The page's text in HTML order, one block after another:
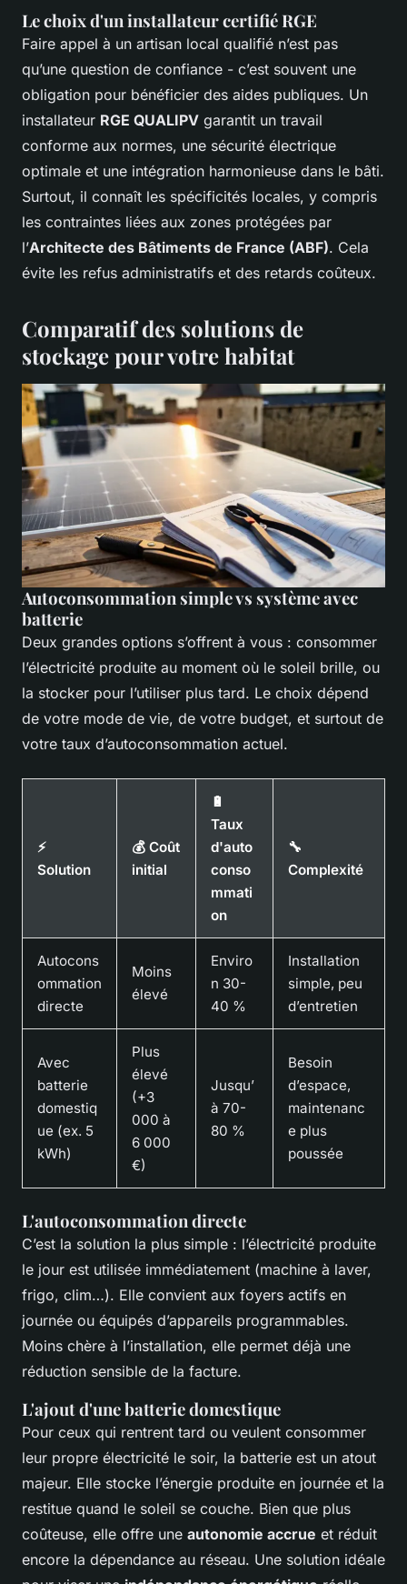
Le choix d'un installateur certifié RGE
Faire appel à un artisan local qualifié n’est pas
qu’une question de confiance - c’est souvent une
obligation pour bénéficier des aides publiques. Un
installateur RGE QUALIPV garantit un travail
conforme aux normes, une sécurité électrique
optimale et une intégration harmonieuse dans le bâti.
Surtout, il connaît les spécificités locales, y compris
les contraintes liées aux zones protégées par
l’Architecte des Bâtiments de France (ABF). Cela
évite les refus administratifs et des retards coûteux.
Comparatif des solutions de
stockage pour votre habitat
Autoconsommation simple vs système avec
batterie
Deux grandes options s’offrent à vous : consommer
l’électricité produite au moment où le soleil brille, ou
la stocker pour l’utiliser plus tard. Le choix dépend
de votre mode de vie, de votre budget, et surtout de
votre taux d’autoconsommation actuel.
⚡
Solution
💰 Coût
initial
🔋
Taux
d'auto
conso
mmati
on
🔧
Complexité
Autocons
ommation
directe
Moins
élevé
Enviro
n 30-
40 %
Installation
simple, peu
d’entretien
Avec
batterie
domestiq
ue (ex. 5
kWh)
Plus
élevé
(+3
000 à
6 000
€)
Jusqu’
à 70-
80 %
Besoin
d’espace,
maintenanc
e plus
poussée
L'autoconsommation directe
C’est la solution la plus simple : l’électricité produite
le jour est utilisée immédiatement (machine à laver,
frigo, clim…). Elle convient aux foyers actifs en
journée ou équipés d’appareils programmables.
Moins chère à l’installation, elle permet déjà une
réduction sensible de la facture.
L'ajout d'une batterie domestique
Pour ceux qui rentrent tard ou veulent consommer
leur propre électricité le soir, la batterie est un atout
majeur. Elle stocke l’énergie produite en journée et la
restitue quand le soleil se couche. Bien que plus
coûteuse, elle offre une autonomie accrue et réduit
encore la dépendance au réseau. Une solution idéale